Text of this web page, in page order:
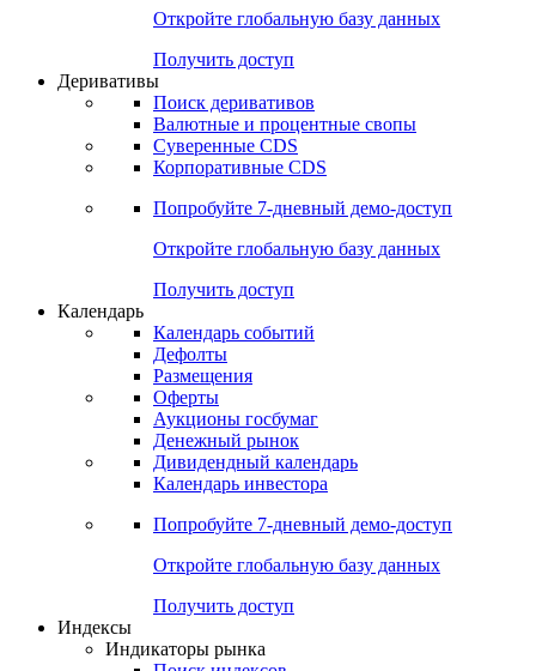
Поиск Mutual Funds
Попробуйте7-дневный
Откройте глобальную базу данных
Получить доступ
Деривативы
Валютные и процентные свопы
Корпоративные CDS
Попробуйте7-дневный
Откройте глобальную базу данных
Получить доступ
Календарь
Календарь событий
Дефолты
Размещения
Оферты
Денежный рынок
Календарь инвестора
Попробуйте7-дневный
Откройте глобальную базу данных